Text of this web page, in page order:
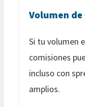
Volumen
Si tu volumen
comisiones
incluso con
amplios.